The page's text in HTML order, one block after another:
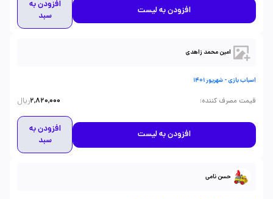
افزودن به لیست
افزودن به
سبد
امین محمد زاهدی
اسباب بازی - شهریور 1401
قیمت مصرف کننده:
2,820,000ریال
افزودن به لیست
افزودن به
سبد
حسن نامی